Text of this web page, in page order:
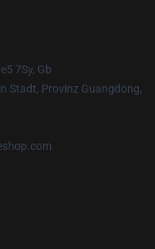
7Sy, Gb
Stadt, Provinz Guangdong,